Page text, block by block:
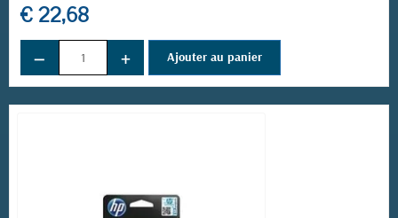
€ 22,68
− + Ajouter au panier